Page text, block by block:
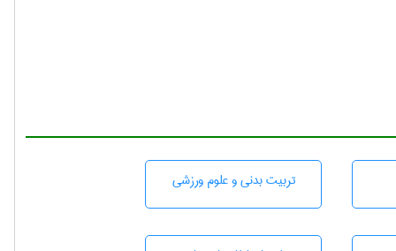
تربيت بدنی و علوم ورزشی